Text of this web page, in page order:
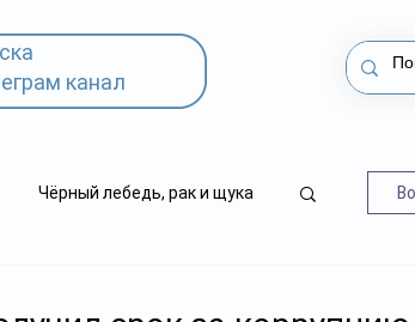
канал
Чёрный лебедь, рак и щука